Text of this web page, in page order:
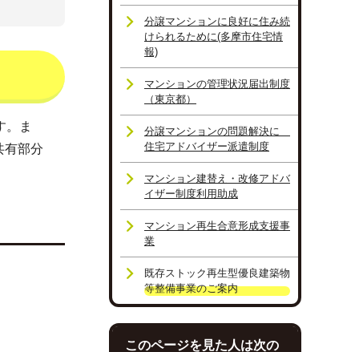
。ま
有部分
分譲マンションに良好に住み続
けられるために(多摩市住宅情
報)
マンションの管理状況届出制度
（東京都）
分譲マンションの問題解決に
住宅アドバイザー派遣制度
マンション建替え・改修アドバ
イザー制度利用助成
マンション再生合意形成支援事
業
既存ストック再生型優良建築物
等整備事業のご案内
このページを見た人は次の